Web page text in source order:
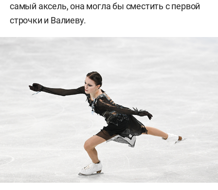
самый аксель, она могла бы сместить с первой
строчки и Валиеву.